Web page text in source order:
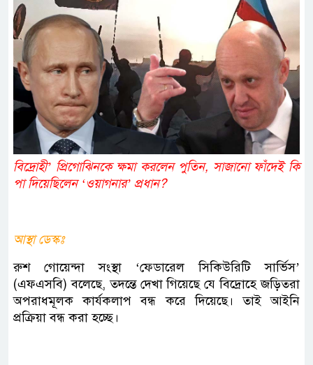
বিদ্রোহী’ প্রিগোঝিনকে ক্ষমা করলেন পুতিন, সাজানো ফাঁদেই কি
পা দিয়েছিলেন ‘ওয়াগনার’ প্রধান?
আস্থা ডেস্কঃ
রুশ গোয়েন্দা সংস্থা ‘ফেডারেল সিকিউরিটি সার্ভিস’
(এফএসবি) বলেছে, তদন্তে দেখা গিয়েছে যে বিদ্রোহে জড়িতরা
অপরাধমূলক কার্যকলাপ বন্ধ করে দিয়েছে। তাই আইনি
প্রক্রিয়া বন্ধ করা হচ্ছে।